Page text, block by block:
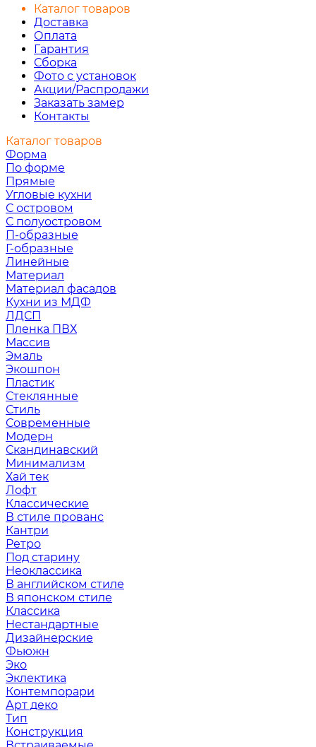
Каталог товаров
Доставка
Оплата
Гарантия
Сборка
Фото с установок
Акции/Распродажи
Заказать замер
Контакты
Каталог товаров
Форма
По форме
Прямые
Угловые кухни
С островом
С полуостровом
П-образные
Г-образные
Линейные
Материал
Материал фасадов
Кухни из МДФ
ЛДСП
Пленка ПВХ
Массив
Эмаль
Экошпон
Пластик
Стеклянные
Стиль
Современные
Модерн
Скандинавский
Минимализм
Хай тек
Лофт
Классические
В стиле прованс
Кантри
Ретро
Под старину
Неоклассика
В английском стиле
В японском стиле
Классика
Нестандартные
Дизайнерские
Фьюжн
Эко
Эклектика
Контемпорари
Арт деко
Тип
Конструкция